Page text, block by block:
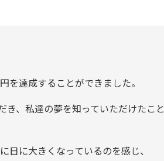
を達成することができました。
、私達の夢を知っていただけたこと
日に大きくなっているのを感じ、